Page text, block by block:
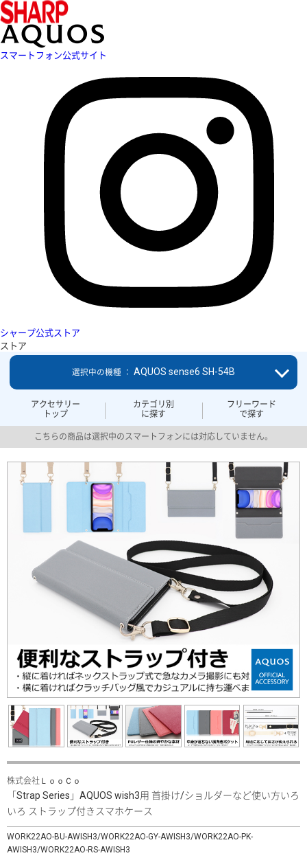
スマートフォン公式サイト
シャープ公式ストア
ストア
アクセサリー
トップ
カテゴリ別
に探す
フリーワード
で探す
選択中の機種 ： AQUOS sense6 SH-54B
こちらの商品は選択中のスマートフォンには対応していません。
株式会社ＬｏｏＣｏ
「Strap Series」AQUOS wish3用 首掛け/ショルダーなど使い方いろ
いろ ストラップ付きスマホケース
WORK22AO-BU-AWISH3/WORK22AO-GY-AWISH3/WORK22AO-PK-
AWISH3/WORK22AO-RS-AWISH3